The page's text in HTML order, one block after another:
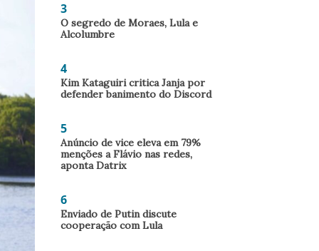
3
O segredo de Moraes, Lula e
Alcolumbre
4
Kim Kataguiri critica Janja por
defender banimento do Discord
5
Anúncio de vice eleva em 79%
menções a Flávio nas redes,
aponta Datrix
6
Enviado de Putin discute
cooperação com Lula